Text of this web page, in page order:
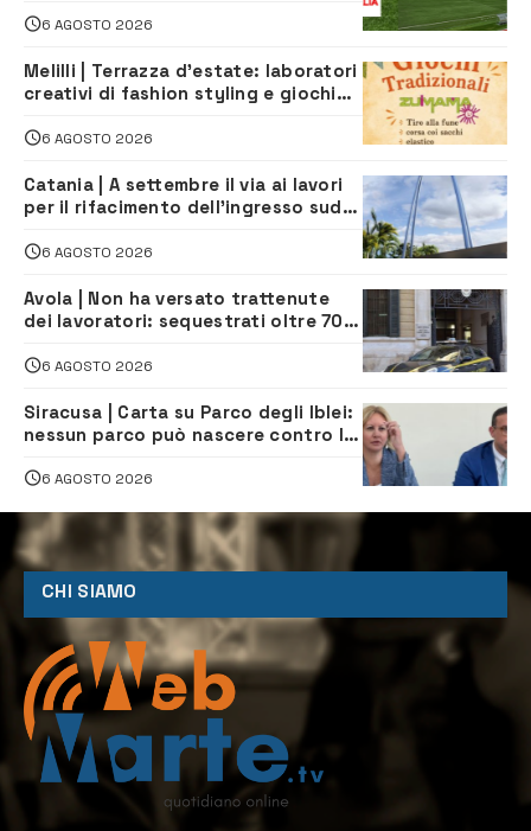
6 AGOSTO 2026
Melilli | Terrazza d’estate: laboratori
creativi di fashion styling e giochi
iscriversi
6 AGOSTO 2026
Catania | A settembre il via ai lavori
per il rifacimento dell’ingresso sud
6 AGOSTO 2026
Avola | Non ha versato trattenute
dei lavoratori: sequestrati oltre 700
climatizzazione
6 AGOSTO 2026
Siracusa | Carta su Parco degli Iblei:
nessun parco può nascere contro le
6 AGOSTO 2026
CHI SIAMO